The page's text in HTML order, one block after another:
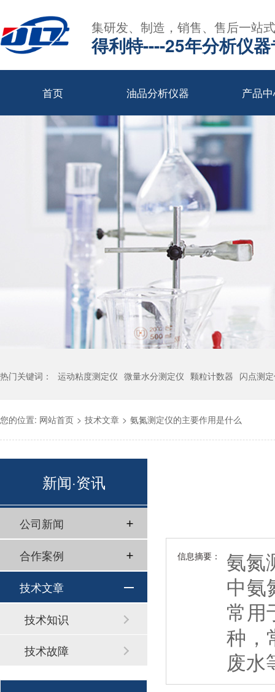
集研发、制造，销售、售后一站
得利特----25年分析仪
首页 油品分析仪器 产品
热门关键词： 运动粘度测定仪 微量水分测定仪 颗粒计数器 闪点测
您的位置: 网站首页 > 技术文章 > 氨氮测定仪的主要作用是什么
信息摘要：
氨氮
中氨
常用
种，
废水
新闻·资讯
公司新闻
合作案例
技术文章
技术知识
技术故障